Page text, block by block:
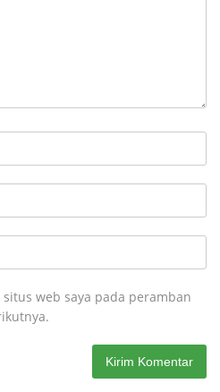
web saya pada peramban